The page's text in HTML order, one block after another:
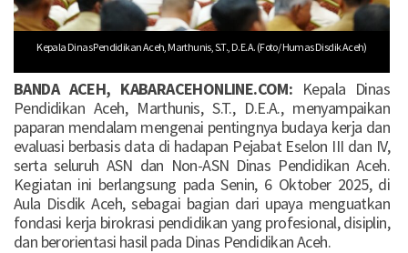
Kepala Dinas Pendidikan Aceh, Marthunis, S.T., D.E.A. (Foto/ Humas Disdik Aceh)
BANDA ACEH, KABARACEHONLINE.COM: Kepala Dinas
Pendidikan Aceh, Marthunis, S.T., D.E.A., menyampaikan
paparan mendalam mengenai pentingnya budaya kerja dan
evaluasi berbasis data di hadapan Pejabat Eselon III dan IV,
serta seluruh ASN dan Non-ASN Dinas Pendidikan Aceh.
Kegiatan ini berlangsung pada Senin, 6 Oktober 2025, di
Aula Disdik Aceh, sebagai bagian dari upaya menguatkan
fondasi kerja birokrasi pendidikan yang profesional, disiplin,
dan berorientasi hasil pada Dinas Pendidikan Aceh.